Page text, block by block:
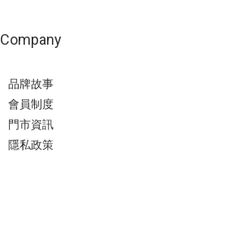
Company
品牌故事
會員制度
門市資訊
隱私政策